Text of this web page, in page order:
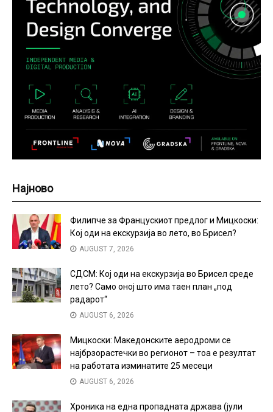
Најново
Филипче за Францускиот предлог и Мицкоски:
Кој оди на екскурзија во лето, во Брисел?
AUGUST 7, 2026
СДСМ: Кој оди на екскурзија во Брисел среде
лето? Само оној што има таен план „под
радарот“
AUGUST 6, 2026
Мицкоски: Македонските аеродроми се
најбрзорастечки во регионот – тоа е резултат
на работата изминатите 25 месеци
AUGUST 6, 2026
Хроника на една пропадната држава (јули